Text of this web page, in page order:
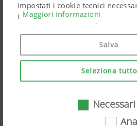
impostati i cookie tecnici
impiegati prodotti di Google
dati personali solo se fornirà il
("Acconsento a tutti"). Potrà
impostazioni personalizzate
spunta.
Necessari
Maggiori informazioni
Salva
Seleziona tutto
NOVADISC mower